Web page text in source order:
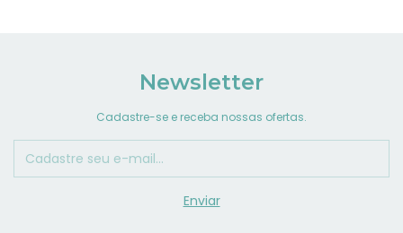
Newsletter
Cadastre-se e receba nossas ofertas.